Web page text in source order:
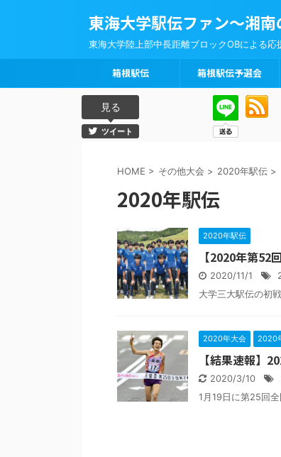
東海大学駅伝ファン～湘
東海大学陸上部中長距離ブロックOBによる応
箱根駅伝 箱根駅伝予選会
見る
ツイート
HOME > その他大会 > 2020年駅伝 >
2020年駅伝
2020年駅伝
【2020年第52
2020/11/1
大学三大駅伝の初
2020年大会 2020
【結果速報】
2020/3/10
1月19日に第25回